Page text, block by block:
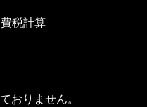
税計算
おりません。